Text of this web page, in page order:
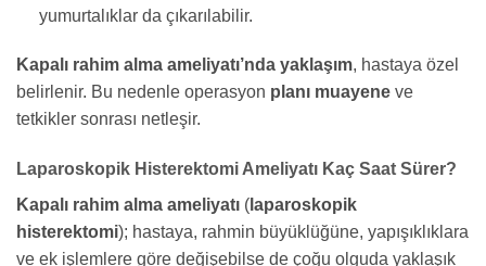
yumurtalıklar da çıkarılabilir.
Kapalı rahim alma ameliyatı’nda yaklaşım, hastaya özel
belirlenir. Bu nedenle operasyon planı muayene ve
tetkikler sonrası netleşir.
Laparoskopik Histerektomi Ameliyatı Kaç Saat Sürer?
Kapalı rahim alma ameliyatı ( laparoskopik
histerektomi); hastaya, rahmin büyüklüğüne, yapışıklıklara
ve ek işlemlere göre değişebilse de çoğu olguda yaklaşık